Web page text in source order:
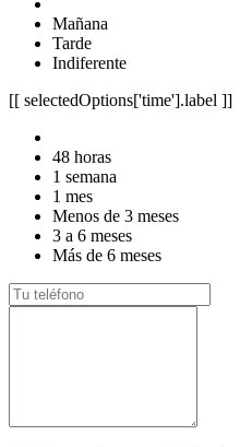
Mañana
Tarde
Indiferente
[[ selectedOptions['time'].label ]]
48 horas
1 semana
1 mes
Menos de 3 meses
3 a 6 meses
Más de 6 meses